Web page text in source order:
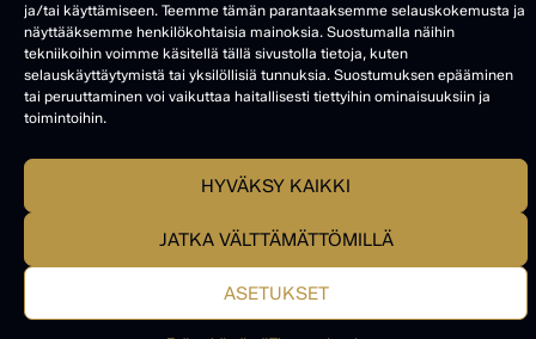
ja/tai käyttämiseen. Teemme tämän parantaaksemme selauskokemusta ja
näyttääksemme henkilökohtaisia mainoksia. Suostumalla näihin
tekniikoihin voimme käsitellä tällä sivustolla tietoja, kuten
selauskäyttäytymistä tai yksilöllisiä tunnuksia. Suostumuksen epääminen
tai peruuttaminen voi vaikuttaa haitallisesti tiettyihin ominaisuuksiin ja
toimintoihin.
HYVÄKSY KAIKKI
JATKA VÄLTTÄMÄTTÖMILLÄ
ASETUKSET